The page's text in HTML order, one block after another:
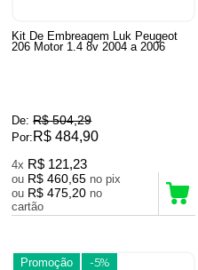
Kit De Embreagem Luk Peugeot
206 Motor 1.4 8v 2004 a 2006
De: R$ 504,29
Por: R$ 484,90
4x R$ 121,23
ou R$ 460,65
no pix
ou R$ 475,20 no
cartão
Promoção -5%